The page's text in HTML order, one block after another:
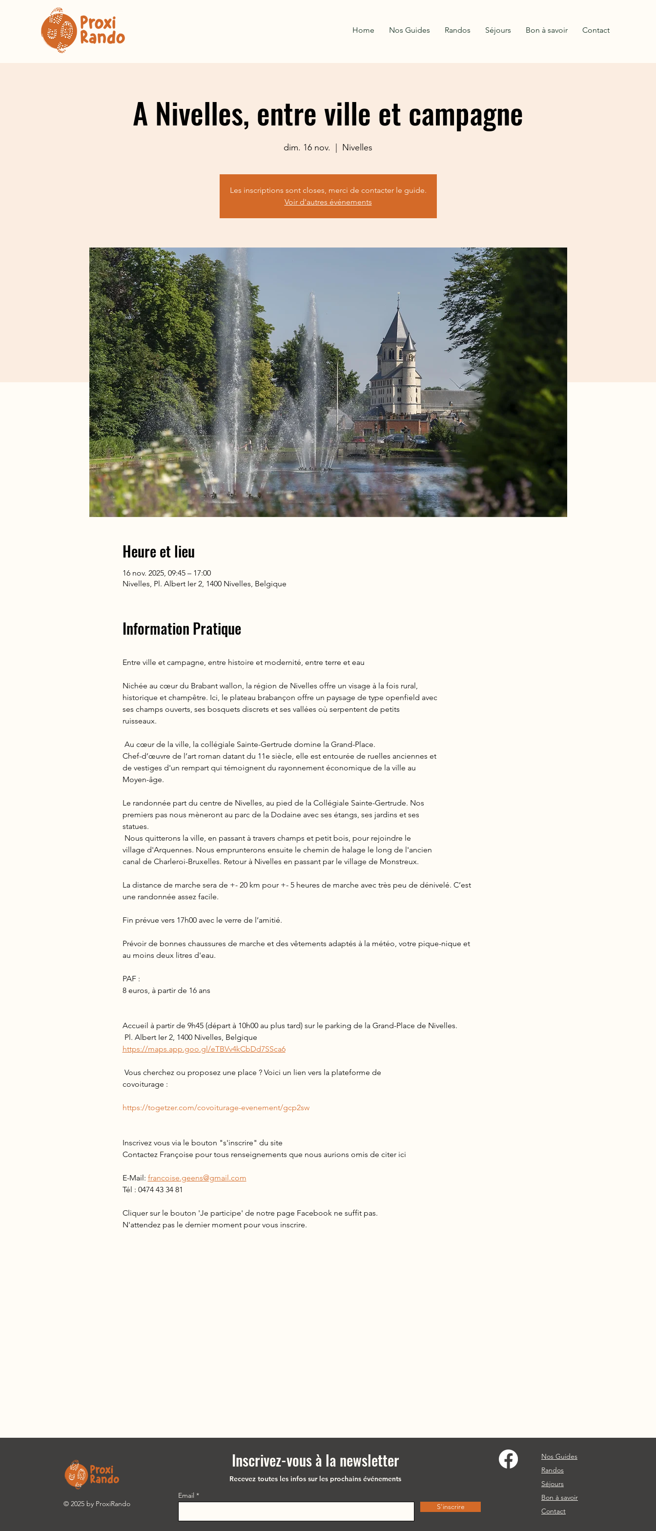
Home Nos Guides Randos Séjours Bon à savoir Contact
A Nivelles, entre ville et campagne
dim. 16 nov. Nivelles
Les inscriptions sont closes, merci de contacter le guide.
Voir d'autres événements
Heure et lieu
16 nov. 2025, 09:45 – 17:00
Nivelles, Pl. Albert Ier 2, 1400 Nivelles, Belgique
Information Pratique
Entre ville et campagne, entre histoire et modernité, entre terre et eau
Nichée au cœur du Brabant wallon, la région de Nivelles offre un visage à la fois rural,
historique et champêtre. Ici, le plateau brabançon offre un paysage de type openfield avec
ses champs ouverts, ses bosquets discrets et ses vallées où serpentent de petits
ruisseaux.
Au cœur de la ville, la collégiale Sainte-Gertrude domine la Grand-Place.
Chef-d’œuvre de l’art roman datant du 11e siècle, elle est entourée de ruelles anciennes et
de vestiges d'un rempart qui témoignent du rayonnement économique de la ville au
Moyen-âge.
Le randonnée part du centre de Nivelles, au pied de la Collégiale Sainte-Gertrude. Nos
premiers pas nous mèneront au parc de la Dodaine avec ses étangs, ses jardins et ses
statues.
Nous quitterons la ville, en passant à travers champs et petit bois, pour rejoindre le
village d'Arquennes. Nous emprunterons ensuite le chemin de halage le long de l'ancien
canal de Charleroi-Bruxelles. Retour à Nivelles en passant par le village de Monstreux.
La distance de marche sera de +- 20 km pour +- 5 heures de marche avec très peu de dénivelé. C’est
une randonnée assez facile.
Fin prévue vers 17h00 avec le verre de l’amitié.
Prévoir de bonnes chaussures de marche et des vêtements adaptés à la météo, votre pique-nique et
au moins deux litres d'eau.
PAF :
8 euros, à partir de 16 ans
Accueil à partir de 9h45 (départ à 10h00 au plus tard) sur le parking de la Grand-Place de Nivelles.
Pl. Albert Ier 2, 1400 Nivelles, Belgique
https://maps.app.goo.gl/eTBVv4kCbDd7SSca6
Vous cherchez ou proposez une place ? Voici un lien vers la plateforme de
covoiturage :
https://togetzer.com/covoiturage-evenement/gcp2sw
Inscrivez vous via le bouton "s'inscrire" du site
Contactez Françoise pour tous renseignements que nous aurions omis de citer ici
E-Mail: francoise.geens@gmail.com
Tél : 0474 43 34 81
Cliquer sur le bouton 'Je participe' de notre page Facebook ne suffit pas.
N'attendez pas le dernier moment pour vous inscrire.
© 2025 by ProxiRando
Nos Guides
Randos
Séjours
Bon à savoir
Contact
Inscrivez-vous à la newsletter
Recevez toutes les infos sur les prochains événements
Email
S'inscrire